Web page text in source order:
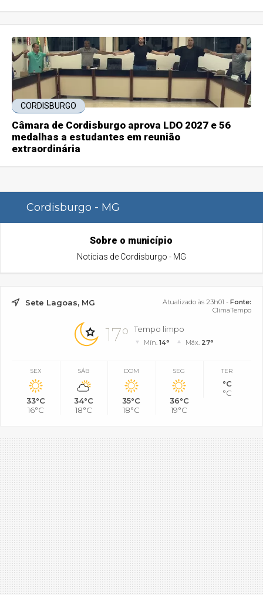
CORDISBURGO
Câmara de Cordisburgo aprova LDO 2027 e 56
medalhas a estudantes em reunião
extraordinária
Cordisburgo - MG
Sobre o município
Notícias de Cordisburgo - MG
Sete Lagoas, MG Atualizado às 23h01 - Fonte:
ClimaTempo
17° Tempo limpo
Mín.14° Máx. 27°
SEX
33°C
16°C
SÁB
34°C
18°C
DOM
35°C
18°C
SEG
36°C
19°C
TER
°C
°C